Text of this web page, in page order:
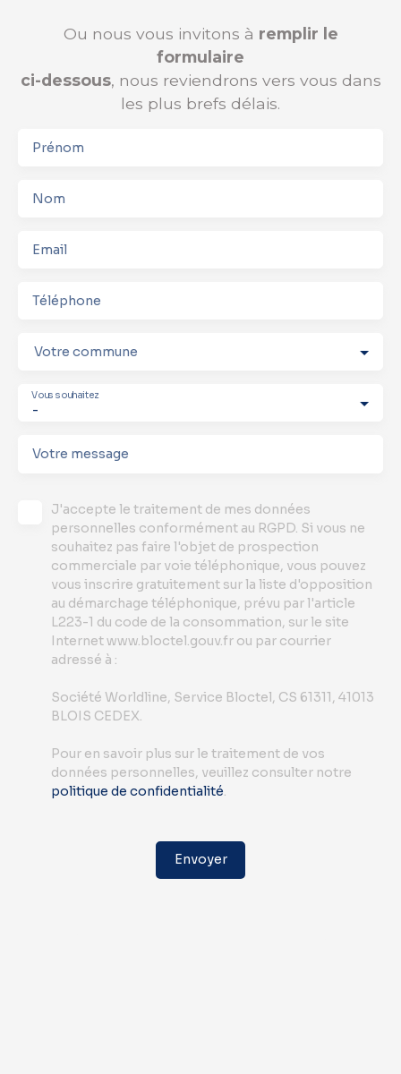
Ou nous vous invitons à remplir le
formulaire
ci-dessous, nous reviendrons vers vous dans
les plus brefs délais.
Prénom
Nom
Email
Téléphone
Votre commune
-
Vous souhaitez
Votre message
J'accepte le traitement de mes données
personnelles conformément au RGPD. Si vous ne
souhaitez pas faire l'objet de prospection
commerciale par voie téléphonique, vous pouvez
vous inscrire gratuitement sur la liste d'opposition
au démarchage téléphonique, prévu par l'article
L223-1 du code de la consommation, sur le site
Internet www.bloctel.gouv.fr ou par courrier
adressé à :
Société Worldline, Service Bloctel, CS 61311, 41013
BLOIS CEDEX.
Pour en savoir plus sur le traitement de vos
données personnelles, veuillez consulter notre
politique de confidentialité.
Envoyer